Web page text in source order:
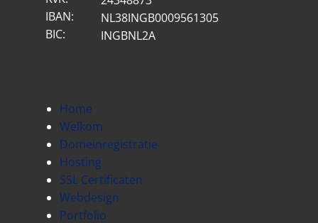
NL38INGB0009561305
INGBNL2A
IBAN:
BIC:
Home
Welkom
Domeinregistratie
Hosting
SSL Certificaten
Webdesign
Portfolio